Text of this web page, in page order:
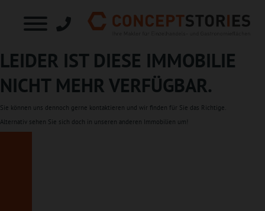
LEIDER IST DIESE IMMOBILIE
NICHT MEHR VERFÜGBAR.
Sie können uns dennoch gerne kontaktieren und wir finden für Sie das Richtige.
Alternativ sehen Sie sich doch in unseren anderen Immobilien um!